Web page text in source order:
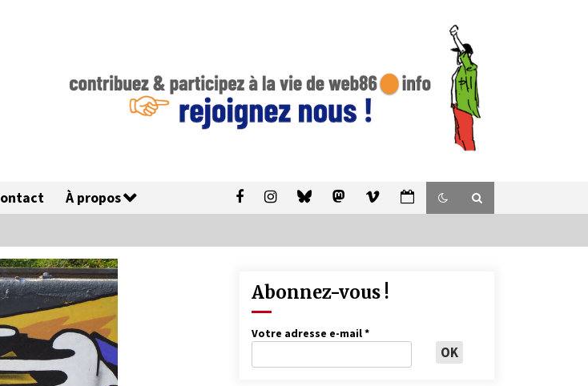
À propos
Abonnez-vous !
Votre adresse e-mail*